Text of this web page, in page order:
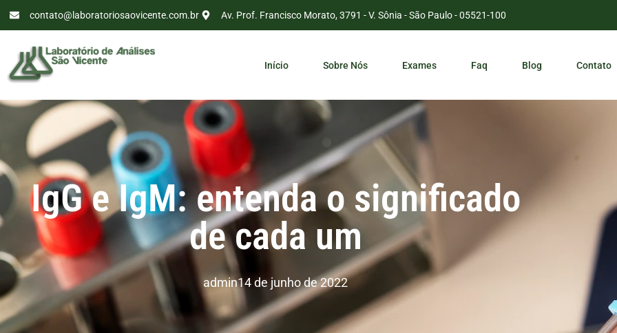
contato@laboratoriosaovicente.com.br Av. Prof. Francisco Morato, 3791 - V. Sônia - São Paulo - 05521-100
Início Sobre Nós Exames Faq Blog Contato
IgG e IgM: entenda o significado
de cada um
admin14 de junho de 2022